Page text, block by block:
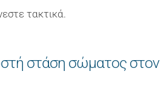
τακτικά.
στάση σώματος στον